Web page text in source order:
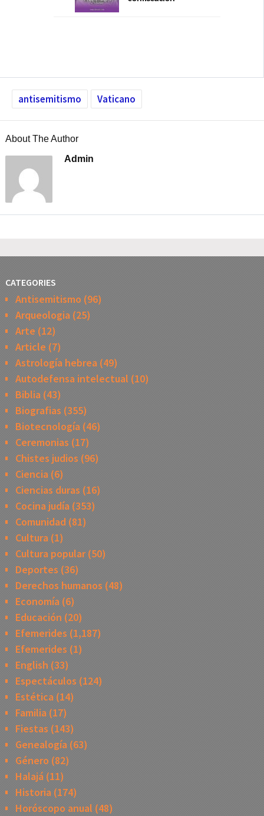
antisemitismo Vaticano
About The Author
Admin
CATEGORIES
Antisemitismo (96)
Arqueologia(25)
Arte (12)
Article (7)
Astrología hebrea(49)
Autodefensa intelectual (10)
Biblia(43)
Biografias (355)
Biotecnología(46)
Ceremonias (17)
Chistes judios (96)
Ciencia(6)
Ciencias duras (16)
Cocina judía(353)
Comunidad(81)
Cultura(1)
Cultura popular(50)
Deportes (36)
Derechos humanos (48)
Economía(6)
Educación (20)
Efemerides (1,187)
Efemerides (1)
English (33)
Espectáculos (124)
Estética(14)
Familia(17)
Fiestas (143)
Genealogía(63)
Género (82)
Halajá(11)
Historia(174)
Horóscopo anual (48)